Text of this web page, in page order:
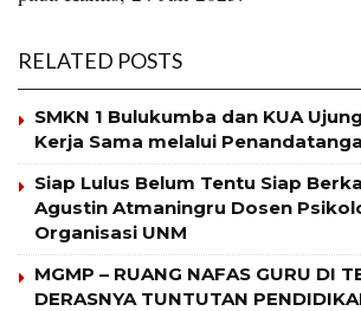
RELATED POSTS
SMKN 1 Bulukumba dan KUA
Kerja Sama melalui
Siap Lulus Belum Tentu Siap
Agustin Atmaningru Dosen
Organisasi UNM
MGMP – RUANG NAFAS GURU DI
DERASNYA TUNTUTAN